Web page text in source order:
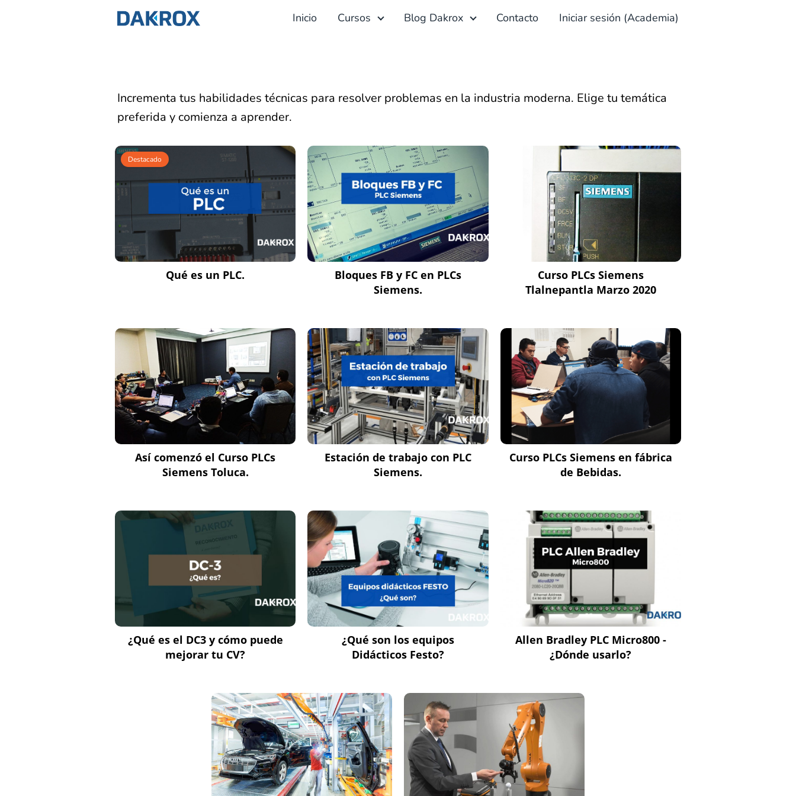
Inicio Cursos Blog Dakrox Contacto Iniciar sesión (Academia)
Incrementa tus habilidades técnicas para resolver problemas en la industria moderna. Elige tu temática
preferida y comienza a aprender.
Destacado
Qué es un PLC.
Bloques FB y FC en PLCs
Siemens.
Curso PLCs Siemens
Tlalnepantla Marzo 2020
Así comenzó el Curso PLCs
Siemens Toluca.
Estación de trabajo con PLC
Siemens.
Curso PLCs Siemens en fábrica
de Bebidas.
¿Qué es el DC3 y cómo puede
mejorar tu CV?
¿Qué son los equipos
Didácticos Festo?
Allen Bradley PLC Micro800 -
¿Dónde usarlo?